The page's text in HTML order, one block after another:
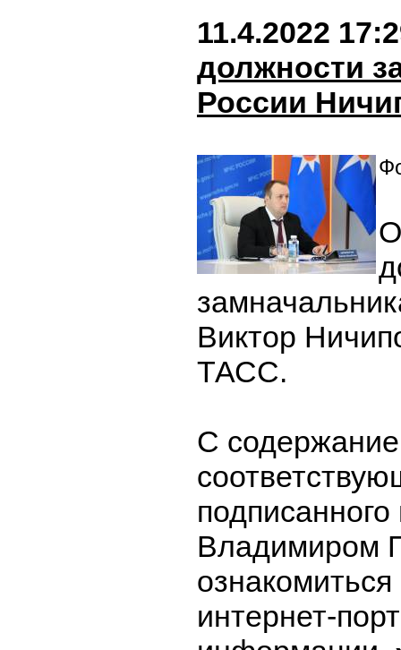
11.4.2022
должности
России
Виктор
ТАСС.
С
Владимиром
интернет-